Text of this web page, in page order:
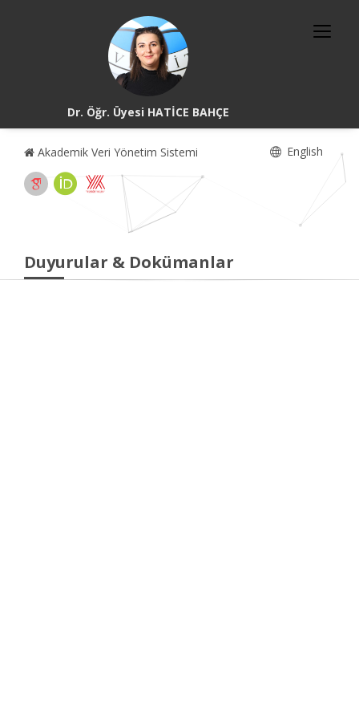
Dr. Öğr. Üyesi HATİCE BAHÇE
Akademik Veri Yönetim Sistemi English
Duyurular & Dokümanlar